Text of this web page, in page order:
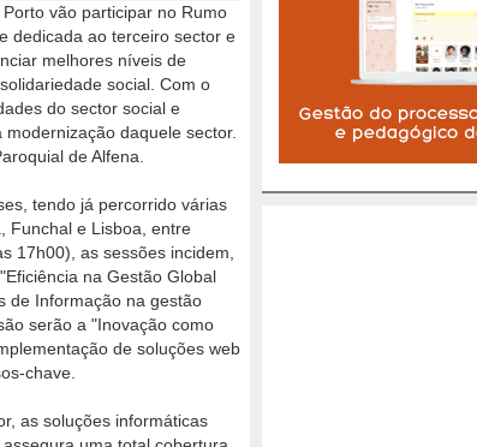
vão participar no Rumo
dedicada ao terceiro sector e
melhores níveis de
social. Com o
do sector social e
daquele sector.
de Alfena.
tendo já percorrido várias
Funchal e Lisboa, entre
17h00), as sessões incidem,
na Gestão Global
de Informação na gestão
serão a "Inovação como
de soluções web
chave.
as soluções informáticas